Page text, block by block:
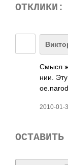
ОТКЛИКИ:
Смысл
нии.
2010-01-